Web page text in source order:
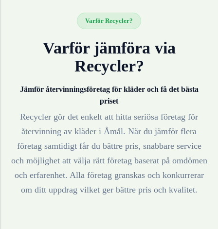
Varför Recycler?
Varför jämföra via
Recycler?
Jämför återvinningsföretag för kläderoch få det bästa
priset
Recycler gör det enkelt att hitta seriösa företag för
återvinning av kläder i Åmål. När du jämför flera
företag samtidigt får du bättre pris, snabbare service
och möjlighet att välja rätt företag baserat på omdömen
och erfarenhet. Alla företag granskas och konkurrerar
om ditt uppdrag vilket ger bättre pris och kvalitet.